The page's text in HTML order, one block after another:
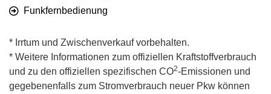
Funkfernbedienung
* Irrtum und Zwischenverkauf vorbehalten.
* Weitere Informationen zum offiziellen Kraftstoffverbrauch
und zu den offiziellen spezifischen CO2-Emissionen und
gegebenenfalls zum Stromverbrauch neuer Pkw können